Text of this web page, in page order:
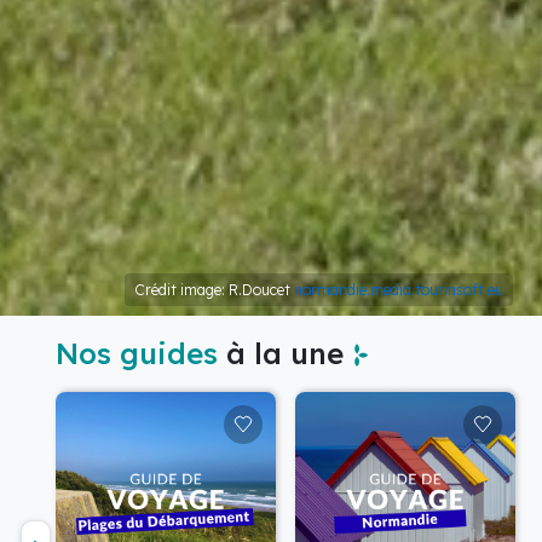
Crédit image: R.Doucet normandie.media.tourinsoft.eu
Nos guides à la une